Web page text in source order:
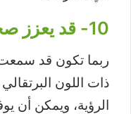
10- قد يعزز صحة العين
ربما تكون قد
ذات اللون
الرؤية، ويمكن أن